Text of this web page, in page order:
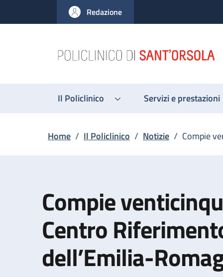
al contenuto principale
to footer content
Redazione
Il Policlinico Servizi e prestazioni
Briciole di pane
Home / Il Policlinico / Notizie / Compie
Compie
Centro
dell’Emilia-